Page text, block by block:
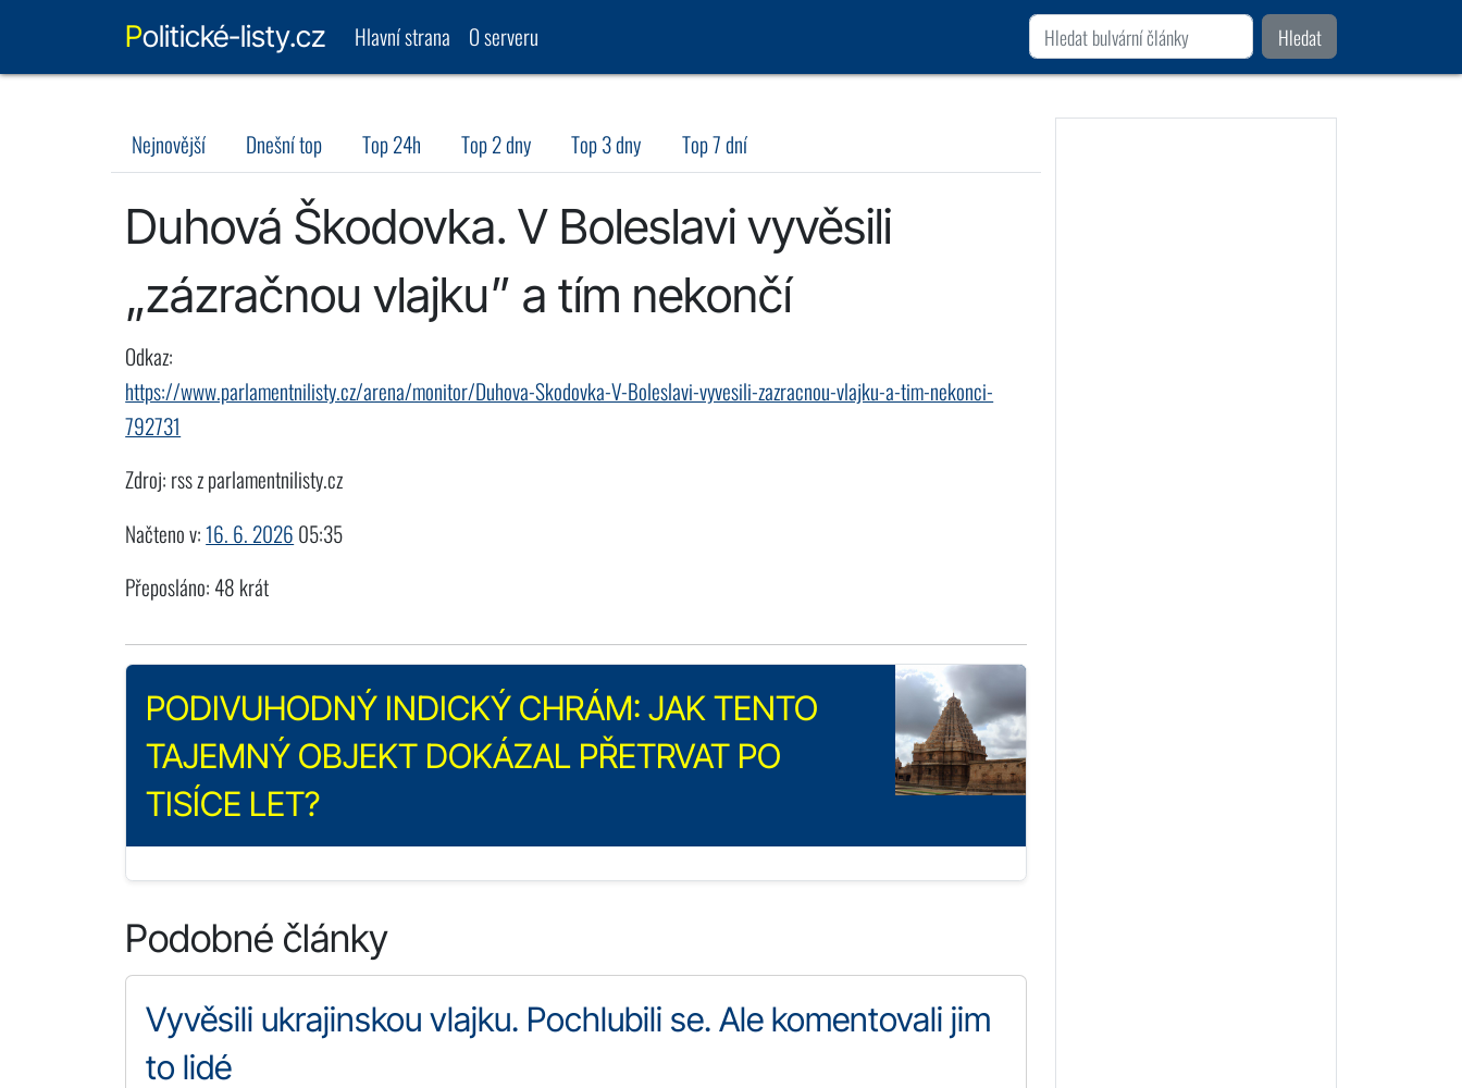
Politické-listy.cz Hlavní strana O serveru Hledat
Nejnovější Dnešní top Top 24h Top 2 dny Top 3 dny Top 7 dní
Duhová Škodovka. V Boleslavi vyvěsili
„zázračnou vlajku” a tím nekončí
Odkaz:
https://www.parlamentnilisty.cz/arena/monitor/Duhova-Skodovka-V-Boleslavi-vyvesili-zazracnou-vlajku-a-tim-nekonci-
792731
Zdroj: rss z parlamentnilisty.cz
Načteno v:16. 6. 2026 05:35
Přeposláno: 48 krát
PODIVUHODNÝ INDICKÝ CHRÁM: JAK TENTO
TAJEMNÝ OBJEKT DOKÁZAL PŘETRVAT PO
TISÍCE LET?
Podobné články
Vyvěsili ukrajinskou vlajku. Pochlubili se. Ale komentovali jim
to lidé